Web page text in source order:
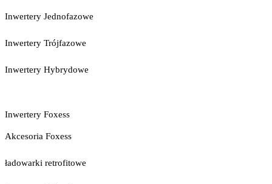
Inwertery Jednofazowe
Inwertery Trójfazowe
Inwertery Hybrydowe
Inwertery Foxess
Akcesoria Foxess
ładowarki retrofitowe